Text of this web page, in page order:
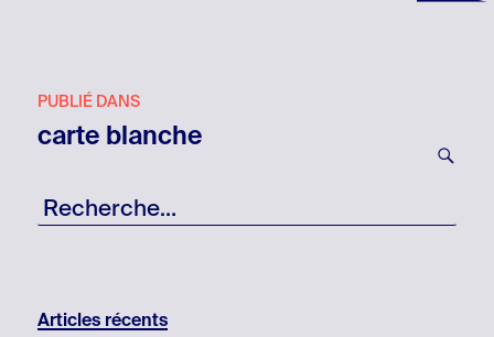
de
l’article
PUBLIÉ DANS
carte blanche
Recherche
pour
Articles récents